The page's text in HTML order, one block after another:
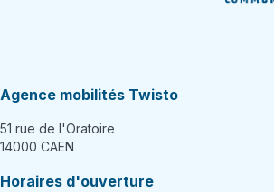
Agence mobilités Twisto
51 rue de l'Oratoire
14000 CAEN
Horaires d'ouverture